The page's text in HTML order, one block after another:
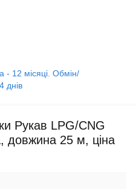
- 12 місяці. Обмін/
днів
Рукав LPG/CNG
довжина 25 м, ціна